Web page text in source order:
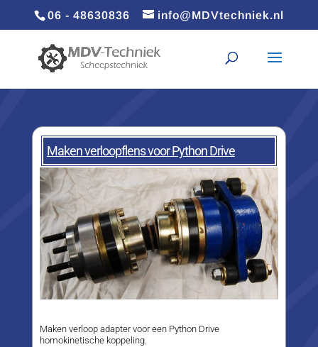
06 - 48630836 info@MDVtechniek.nl
Maken verloopflens voor Python Drive
Maken verloop adapter voor een Python Drive
homokinetische koppeling.